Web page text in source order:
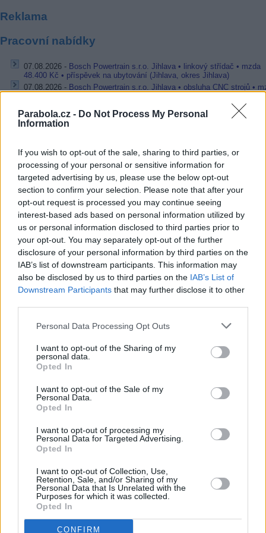
Parabola.cz - Do Not Process My Personal
Information
If you wish to opt-out of the sale, sharing to third parties, or
processing of your personal or sensitive information for
targeted advertising by us, please use the below opt-out
section to confirm your selection. Please note that after your
opt-out request is processed you may continue seeing
interest-based ads based on personal information utilized by
us or personal information disclosed to third parties prior to
your opt-out. You may separately opt-out of the further
disclosure of your personal information by third parties on the
IAB’s list of downstream participants. This information may
also be disclosed by us to third parties on the IAB’s List of
Downstream Participants that may further disclose it to other
Personal Data Processing Opt Outs
I want to opt-out of the Sharing of my
personal data.
Opted In
I want to opt-out of the Sale of my
Personal Data.
Opted In
I want to opt-out of processing my
Personal Data for Targeted Advertising.
Opted In
I want to opt-out of Collection, Use,
Retention, Sale, and/or Sharing of my
Personal Data that Is Unrelated with the
Purposes for which it was collected.
Opted In
CONFIRM
Reklama
Pracovní nabídky
07.08.2026 - Bosch Powertrain s.r.o. Jihlava • linkový střídač • mzda
48.400 Kč • příspěvek na ubytování (Jihlava, okres Jihlava)
07.08.2026 - Bosch Powertrain s.r.o. Jihlava • obsluha CNC strojů •
48.400 Kč • náborový bonus 50.000 Kč • příspěvek na ubytování
07.08.2026 -Specialista pro elektronická zařízení údržby (m/ž) (tř.
Klementa 869, Mladá Boleslav II)
Jihlava)
06.08.2026 - Bosch Powertrain s.r.o. • montážní dělník • mzda 44.700
týdenní zálohy na mzdu 2.000 Kč (Jihlava, okres Jihlava)
... další nabídky zaměstnání
Vybrané články
Kdy a kde bude Prima sport k
Dovolená u moře•Bazény